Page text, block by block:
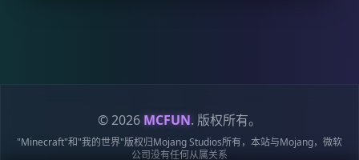
© 2026 MCFUN. 版权所有。
"Minecraft"和"我的世界"版权归Mojang Studios所有，本站与Mojang，微软
公司没有任何从属关系